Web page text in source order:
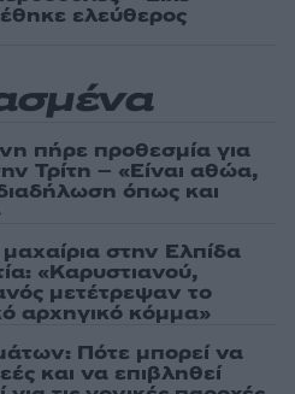
ελεύθερος
πήρε προθεσμία για
Τρίτη – «Είναι αθώα,
όπως και
στην Ελπίδα
«Καρυστιανού,
μετέτρεψαν το
αρχηγικό κόμμα»
Πότε μπορεί να
και να επιβληθεί